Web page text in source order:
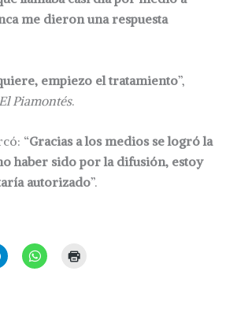
me dieron una respuesta
empiezo el tratamiento”,
El Piamontés.
“Gracias a los medios se logró la
haber sido por la difusión, estoy
autorizado”.